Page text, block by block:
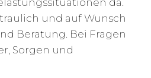
und auf Wunsch
Beratung. Bei Fragen
Sorgen und